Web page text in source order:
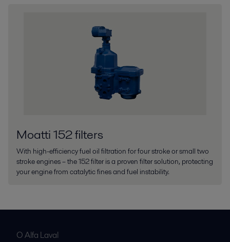
Moatti 152 filters
With high-efficiency fuel oil filtration for four stroke or small two
stroke engines – the 152 filter is a proven filter solution, protecting
your engine from catalytic fines and fuel instability.
O Alfa Laval